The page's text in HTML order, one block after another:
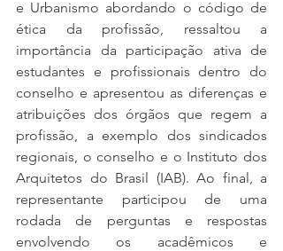
e Urbanismo abordando o código de
ética da profissão, ressaltou a
importância da participação ativa de
estudantes e profissionais dentro do
conselho e apresentou as diferenças e
atribuições dos órgãos que regem a
profissão, a exemplo dos sindicados
regionais, o conselho e o Instituto dos
Arquitetos do Brasil (IAB). Ao final, a
representante participou de uma
rodada de perguntas e respostas
envolvendo os acadêmicos e